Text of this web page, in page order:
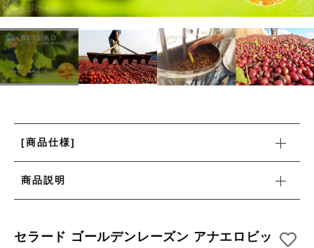
[商品仕様]
商品説明
セラード ゴールデンレーズン アナエロビッ
ショッピングを続ける
カートを確認する
ブレンドコーヒー
月別商品ラインナップ
新着商品
ブレンドコーヒー
月別商品ラインナップ
コーヒー器具
その他
価格帯
～